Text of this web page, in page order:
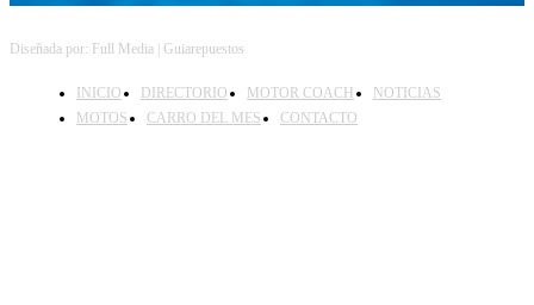
Diseñada por: Full Media | Guiarepuestos
INICIO DIRECTORIO MOTOR COACH
NOTICIAS
MOTOS
CARRO DEL MES CONTACTO